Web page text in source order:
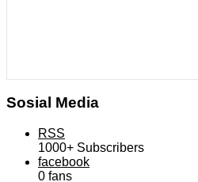
Sosial Media
RSS
1000+ Subscribers
facebook
0 fans